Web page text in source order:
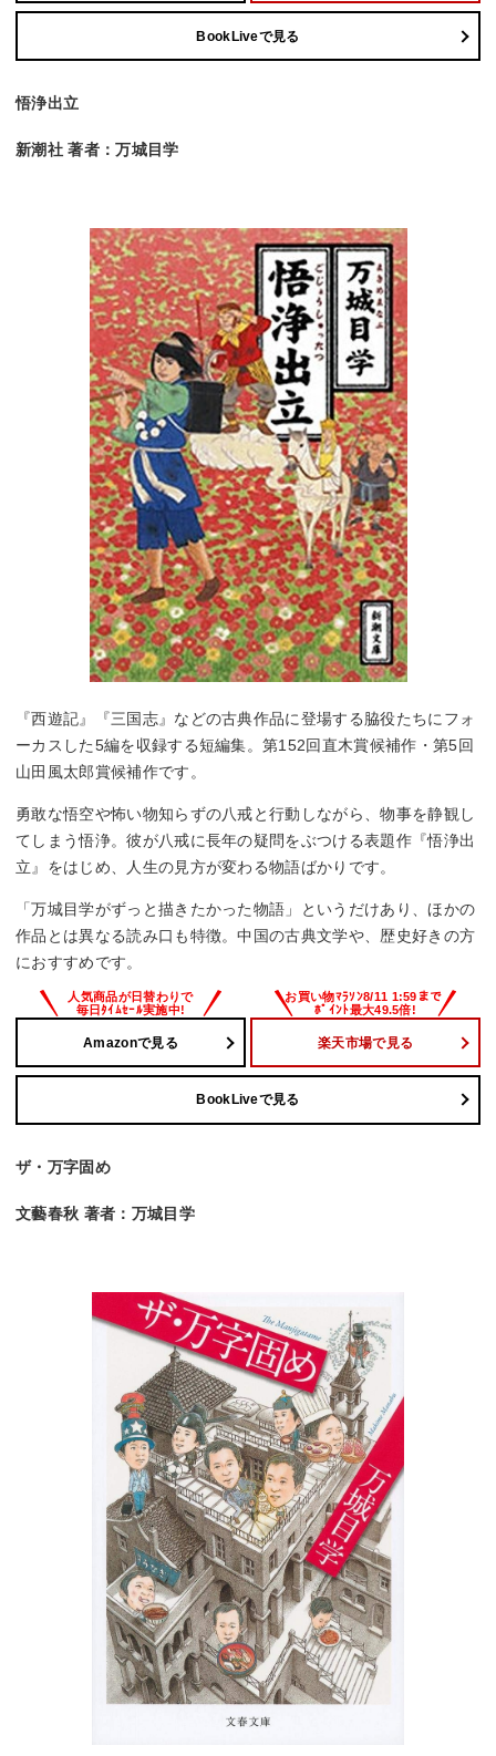
BookLiveで見る
悟浄出立
新潮社 著者：万城目学
『西遊記』『三国志』などの古典作品に登場する脇役たちにフォ
ーカスした5編を収録する短編集。第152回直木賞候補作・第5回
山田風太郎賞候補作です。
勇敢な悟空や怖い物知らずの八戒と行動しながら、物事を静観し
てしまう悟浄。彼が八戒に長年の疑問をぶつける表題作『悟浄出
立』をはじめ、人生の見方が変わる物語ばかりです。
「万城目学がずっと描きたかった物語」というだけあり、ほかの
作品とは異なる読み口も特徴。中国の古典文学や、歴史好きの方
におすすめです。
Amazonで見る 楽天市場で見る
BookLiveで見る
ザ・万字固め
文藝春秋 著者：万城目学